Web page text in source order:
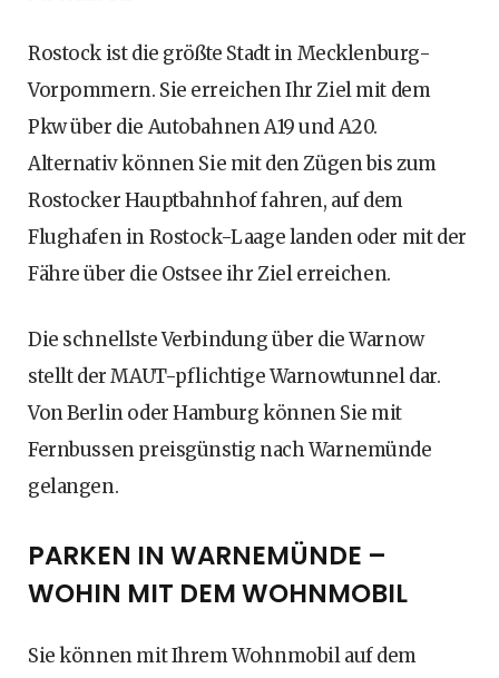
Rostock ist die größte Stadt in Mecklenburg-
Vorpommern. Sie erreichen Ihr Ziel mit dem
Pkw über die Autobahnen A19 und A20.
Alternativ können Sie mit den Zügen bis zum
Rostocker Hauptbahnhof fahren, auf dem
Flughafen in Rostock-Laage landen oder mit der
Fähre über die Ostsee ihr Ziel erreichen.
Die schnellste Verbindung über die Warnow
stellt der MAUT-pflichtige Warnowtunnel dar.
Von Berlin oder Hamburg können Sie mit
Fernbussen preisgünstig nach Warnemünde
gelangen.
PARKEN IN WARNEMÜNDE –
WOHIN MIT DEM WOHNMOBIL
Sie können mit Ihrem Wohnmobil auf dem